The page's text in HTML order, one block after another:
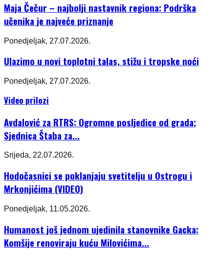
Maja Čečur – najbolji nastavnik regiona: Podrška
učenika je najveće priznanje
Ponedjeljak, 27.07.2026.
Ulazimo u novi toplotni talas, stižu i tropske noći
Ponedjeljak, 27.07.2026.
Video prilozi
Avdalović za RTRS: Ogromne posljedice od grada;
Sjednica Štaba za...
Srijeda, 22.07.2026.
Hodočasnici se poklanjaju svetitelju u Ostrogu i
Mrkonjićima (VIDEO)
Ponedjeljak, 11.05.2026.
Humanost još jednom ujedinila stanovnike Gacka:
Komšije renoviraju kuću Milovićima...